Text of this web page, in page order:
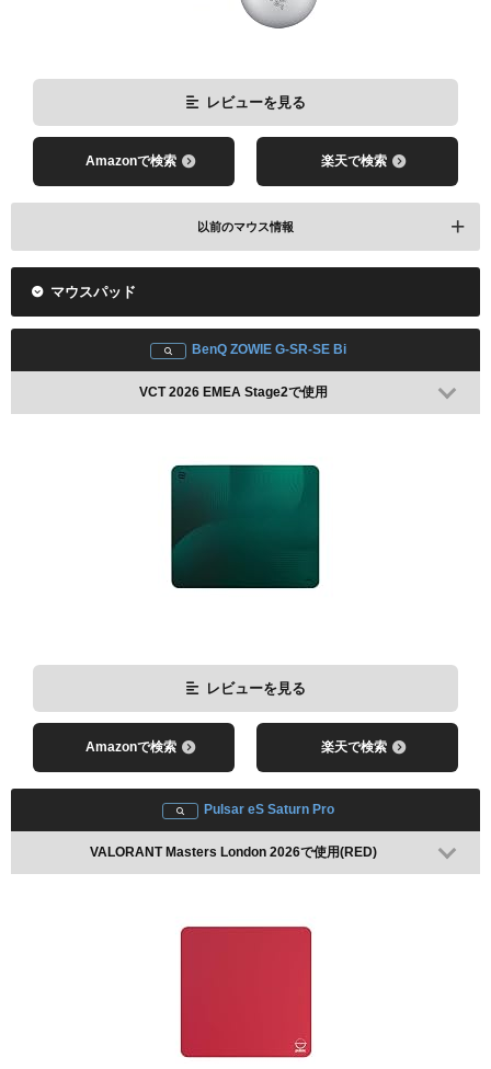
レビューを見る
Amazonで検索 楽天で検索
以前のマウス情報
VCT 2026 EMEA Stage1で使用
レビューを見る
Amazonで検索 楽天で検索
マウスパッド
BenQ ZOWIE G-SR-SE Bi
VCT 2026 EMEA Stage2で使用
レビューを見る
Amazonで検索 楽天で検索
Pulsar eS Saturn Pro
VALORANT Masters London 2026で使用(RED)